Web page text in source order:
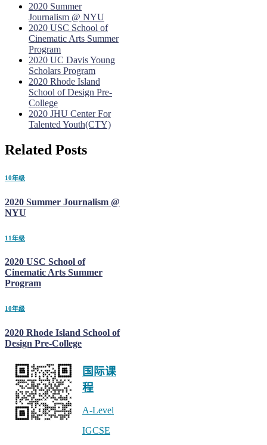
2020 Summer
Journalism @ NYU
2020 USC School of
Cinematic Arts Summer
Program
2020 UC Davis Young
Scholars Program
2020 Rhode Island
School of Design Pre-
College
2020 JHU Center For
Talented Youth(CTY)
Related Posts
10年级
2020 Summer Journalism @
NYU
11年级
2020 USC School of
Cinematic Arts Summer
Program
10年级
2020 Rhode Island School of
Design Pre-College
国际课
程
A-Level
IGCSE